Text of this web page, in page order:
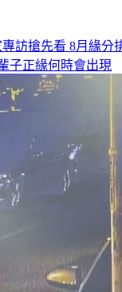
訪搶先看 8月緣分
子正緣何時會出現